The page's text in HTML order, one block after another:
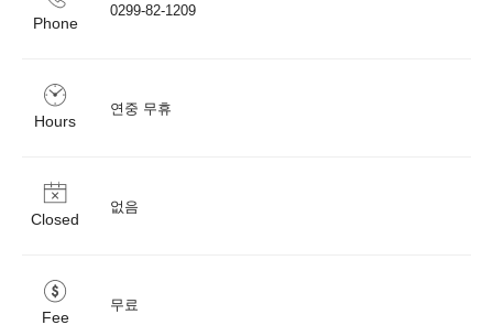
Phone
0299-82-1209
Hours
연중 무휴
Closed
없음
Fee
무료